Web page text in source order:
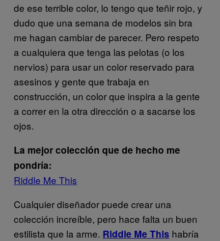
de ese terrible color, lo tengo que teñir rojo, y
dudo que una semana de modelos sin bra
me hagan cambiar de parecer. Pero respeto
a cualquiera que tenga las pelotas (o los
nervios) para usar un color reservado para
asesinos y gente que trabaja en
construcción, un color que inspira a la gente
a correr en la otra dirección o a sacarse los
ojos.
La mejor colección que de hecho me
pondría:
Riddle Me This
Cualquier diseñador puede crear una
colección increíble, pero hace falta un buen
estilista que la arme. Riddle Me This habría